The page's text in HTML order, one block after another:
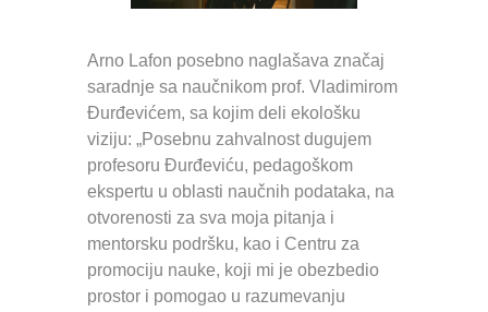
Arno Lafon posebno naglašava značaj
saradnje sa naučnikom prof. Vladimirom
Đurđevićem, sa kojim deli ekološku
viziju: „Posebnu zahvalnost dugujem
profesoru Đurđeviću, pedagoškom
ekspertu u oblasti naučnih podataka, na
otvorenosti za sva moja pitanja i
mentorsku podršku, kao i Centru za
promociju nauke, koji mi je obezbedio
prostor i pomogao u razumevanju